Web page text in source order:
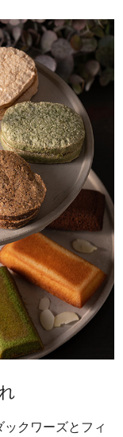
クワーズとフィ